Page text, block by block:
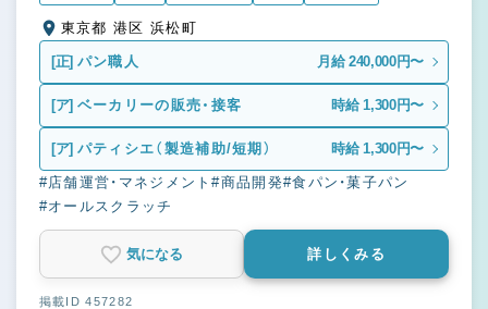
東京都 港区 浜松町
[正] パン職人 月給 240,000円〜
[ア] ベーカリーの販売・接客 時給 1,300円〜
[ア] パティシエ（製造補助/短期） 時給 1,300円〜
#店舗運営・マネジメント#商品開発#食パン・菓子パン
#オールスクラッチ
気になる 詳しくみる
掲載ID 457282